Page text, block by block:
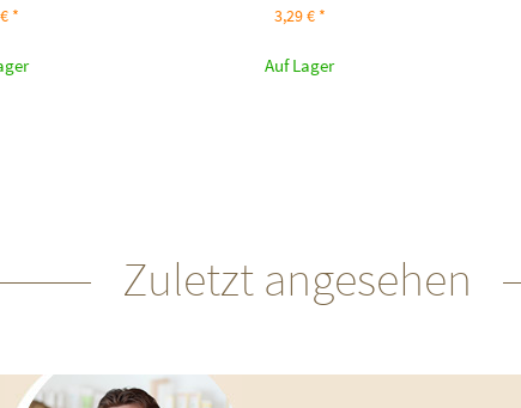
* 3,29 € *
Auf Lager
Zuletzt angesehen